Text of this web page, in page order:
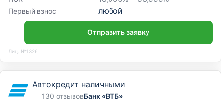
Первый взнос любой
Отправить заявку
Лиц. №1326
Автокредит наличными
130 отзывовБанк «ВТБ»